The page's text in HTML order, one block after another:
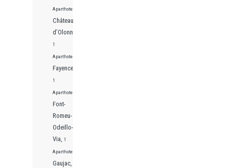
Aparthotels
Château-
d’Olonne,
1
Aparthotels
Fayence,
1
Aparthotels
Font-
Romeu-
Odeillo-
Via,
1
Aparthotels
Gaujac,